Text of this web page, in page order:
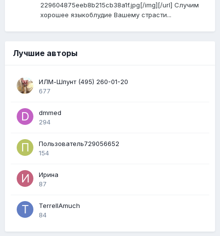
229604875eeb8b215cb38a1f.jpg[/img][/url] Случим
хорошее языкоблудие Вашему страсти...
Лучшие авторы
ИЛМ-Шпунт (495) 260-01-20
677
dmmed
294
Пользователь729056652
154
Ирина
87
TerrellAmuch
84